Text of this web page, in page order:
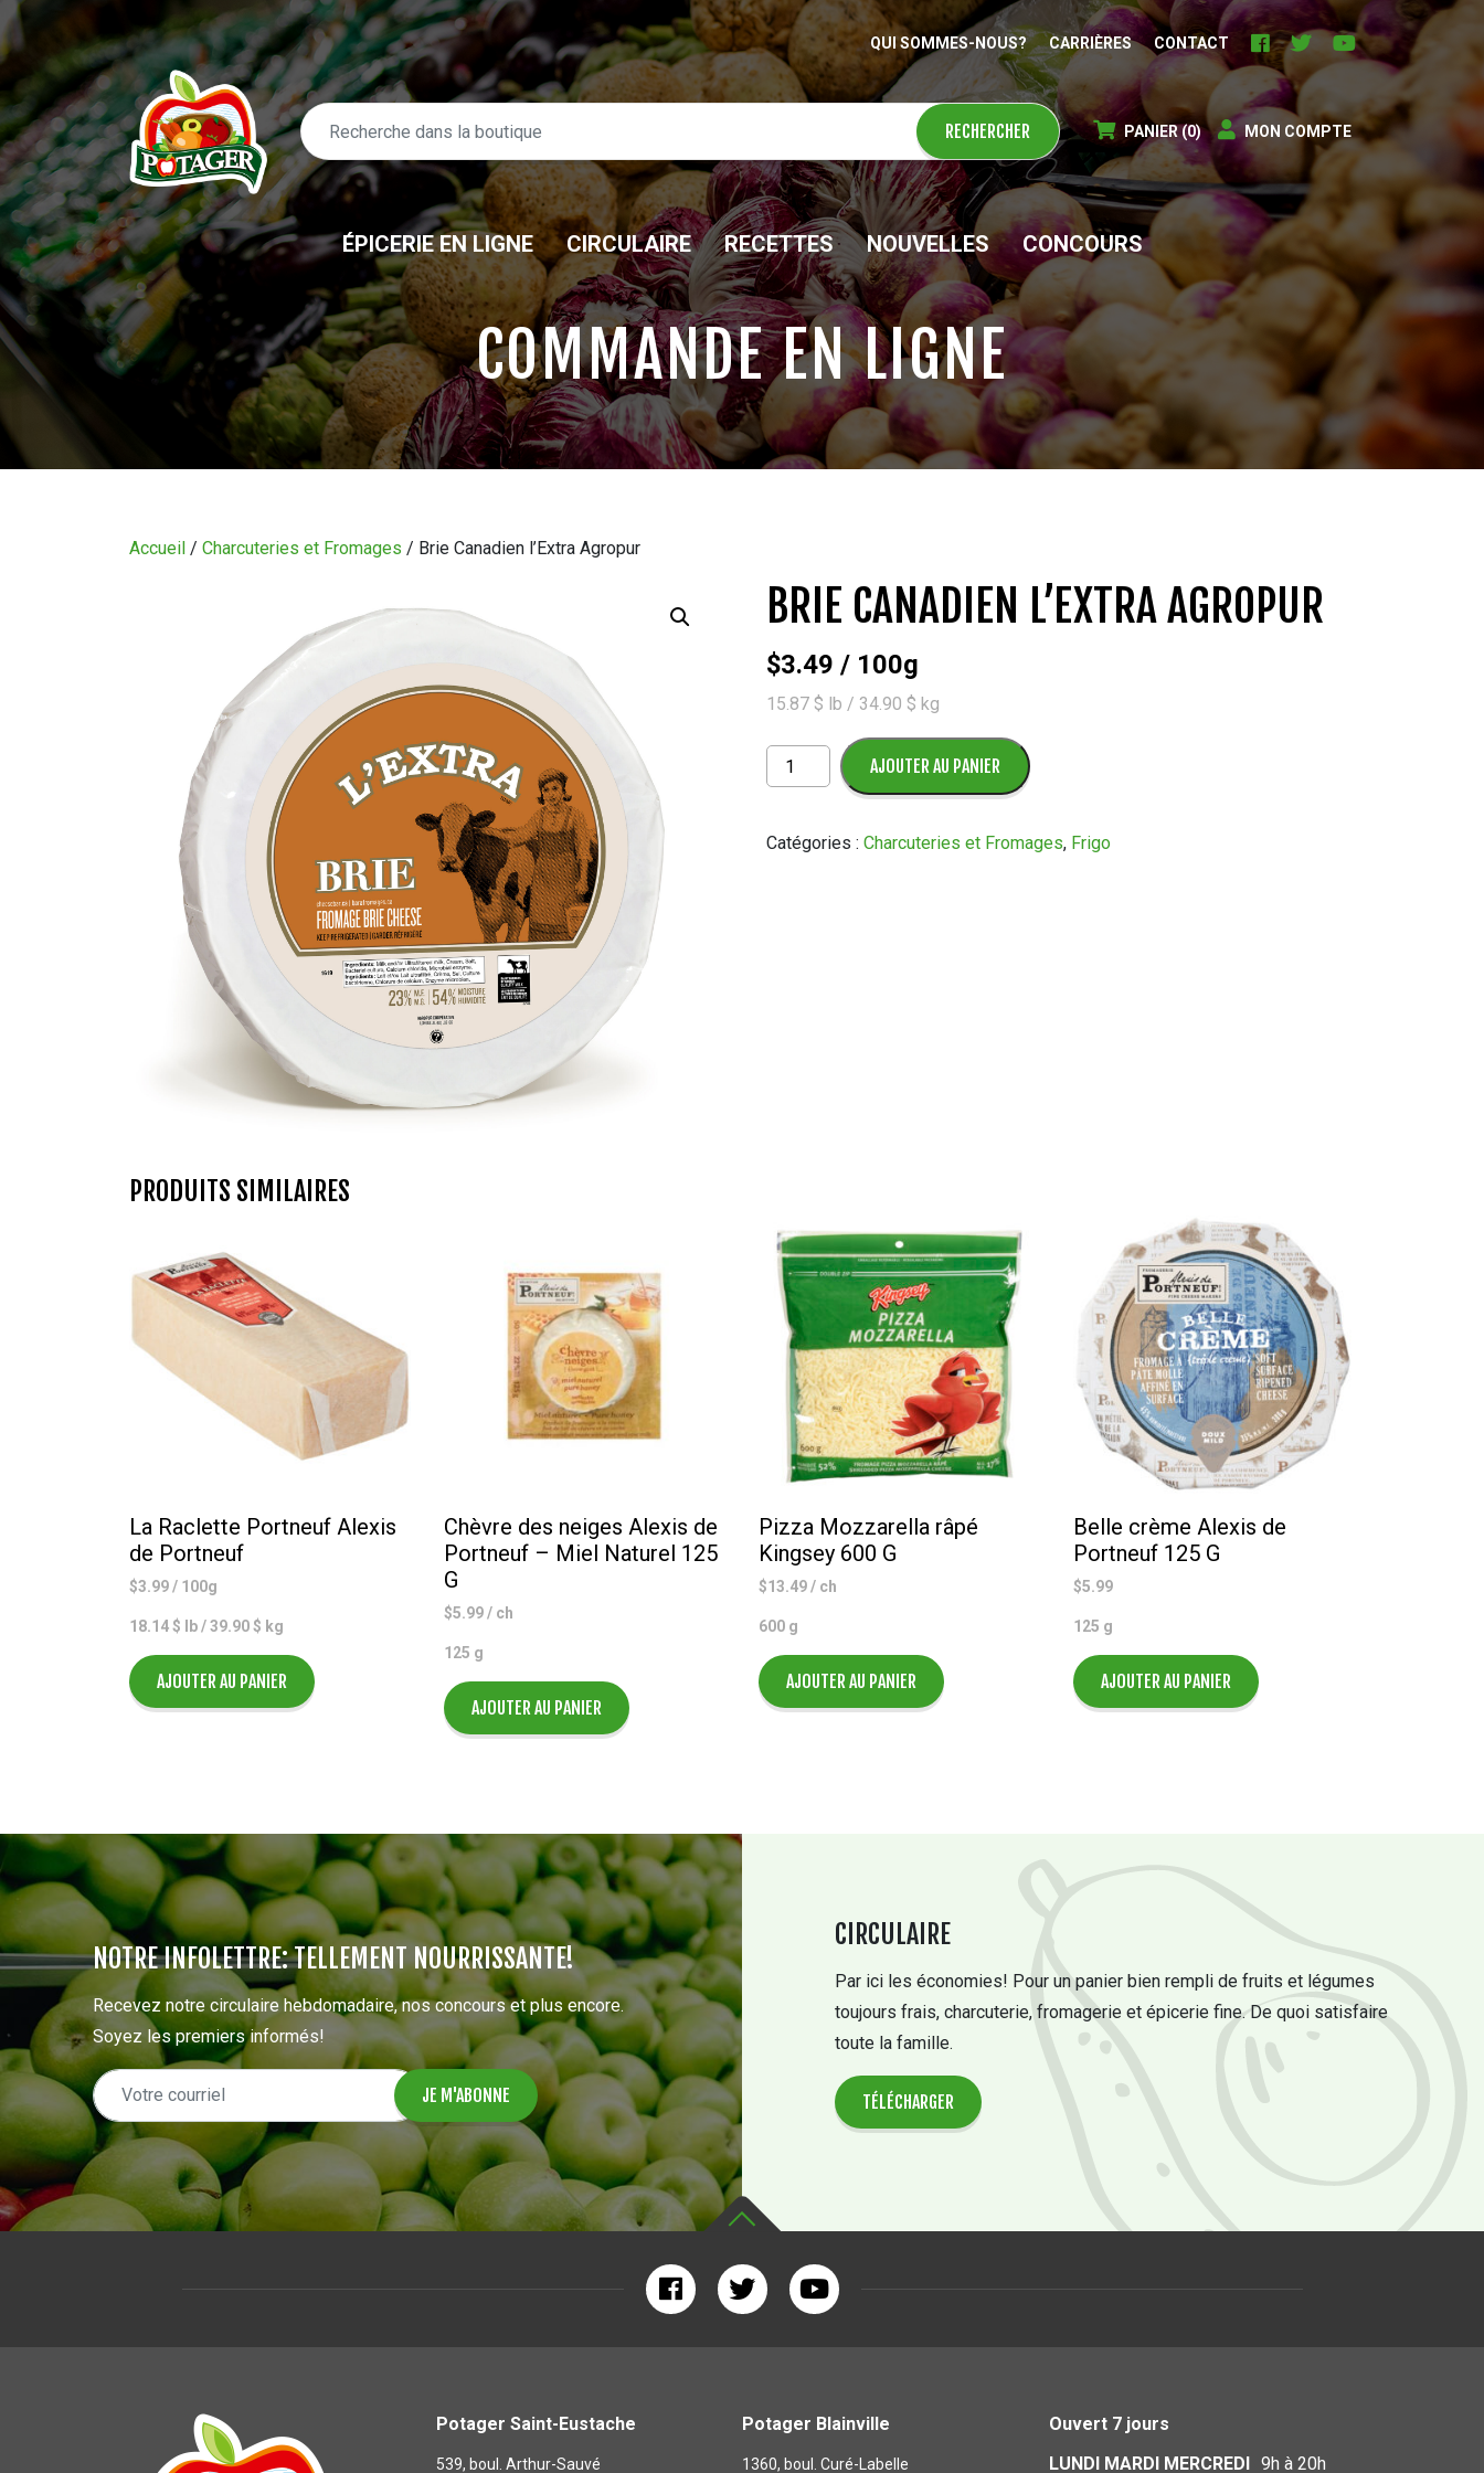
QUI SOMMES-NOUS? CARRIÈRES CONTACT
PANIER (0) MON COMPTE
ÉPICERIE EN LIGNE CIRCULAIRE RECETTES NOUVELLES CONCOURS
COMMANDE EN LIGNE
Accueil / Charcuteries et Fromages / Brie Canadien l’Extra Agropur
BRIE CANADIEN L’EXTRA AGROPUR
$3.49 / 100g
15.87 $ lb / 34.90 $ kg
quantité
de
Canadien
AJOUTER AU PANIER
Catégories :Charcuteries et Fromages, Frigo
PRODUITS SIMILAIRES
La Raclette Portneuf Alexis
de Portneuf
$3.99/ 100g
18.14 $ lb / 39.90 $ kg
AJOUTER AU PANIER
Chèvre des neiges Alexis de
Portneuf – Miel Naturel 125
G
$5.99/ ch
125 g
AJOUTER AU PANIER
Pizza Mozzarella râpé
Kingsey 600 G
$13.49/ ch
600 g
AJOUTER AU PANIER
Belle crème Alexis de
Portneuf 125 G
$5.99
125 g
AJOUTER AU PANIER
CIRCULAIRE
Par ici les économies! Pour un panier bien rempli de fruits et légumes
toujours frais, charcuterie, fromagerie et épicerie fine. De quoi satisfaire
toute la famille.
TÉLÉCHARGER
NOTRE INFOLETTRE: TELLEMENT NOURRISSANTE!
Recevez notre circulaire hebdomadaire, nos concours et plus encore.
Soyez les premiers informés!
Potager Saint-Eustache
539, boul. Arthur-Sauvé
Potager Blainville
1360, boul. Curé-Labelle
Ouvert 7 jours
LUNDI MARDI MERCREDI 9h à 20h